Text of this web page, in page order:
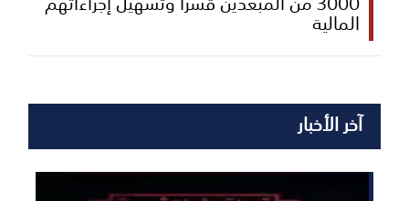
المالية
آخر الأخبار